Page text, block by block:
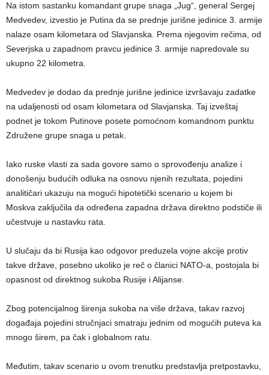
Na istom sastanku komandant grupe snaga „Jug“, general Sergej
Medvedev, izvestio je Putina da se prednje jurišne jedinice 3. armije
nalaze osam kilometara od Slavjanska. Prema njegovim rečima, od
Severjska u zapadnom pravcu jedinice 3. armije napredovale su
ukupno 22 kilometra.
Medvedev je dodao da prednje jurišne jedinice izvršavaju zadatke
na udaljenosti od osam kilometara od Slavjanska. Taj izveštaj
podnet je tokom Putinove posete pomoćnom komandnom punktu
Združene grupe snaga u petak.
Iako ruske vlasti za sada govore samo o sprovođenju analize i
donošenju budućih odluka na osnovu njenih rezultata, pojedini
analitičari ukazuju na mogući hipotetički scenario u kojem bi
Moskva zaključila da određena zapadna država direktno podstiče ili
učestvuje u nastavku rata.
U slučaju da bi Rusija kao odgovor preduzela vojne akcije protiv
takve države, posebno ukoliko je reč o članici NATO-a, postojala bi
opasnost od direktnog sukoba Rusije i Alijanse.
Zbog potencijalnog širenja sukoba na više država, takav razvoj
događaja pojedini stručnjaci smatraju jednim od mogućih puteva ka
mnogo širem, pa čak i globalnom ratu.
Međutim, takav scenario u ovom trenutku predstavlja pretpostavku,